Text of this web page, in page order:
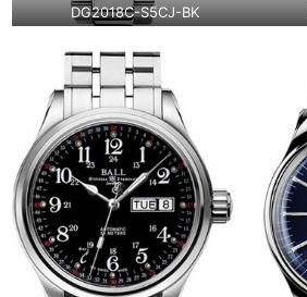
DG2018C-S5CJ-BK